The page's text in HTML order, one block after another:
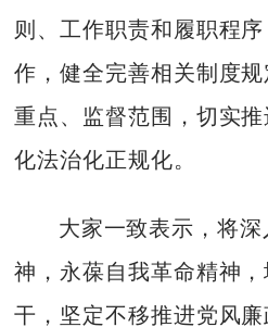
则、工作职责和履职程
作，健全完善相关制度
重点、监督范围，切实
化法治化正规化。
大家一致表示，将
神，永葆自我革命精神
干，坚定不移推进党风